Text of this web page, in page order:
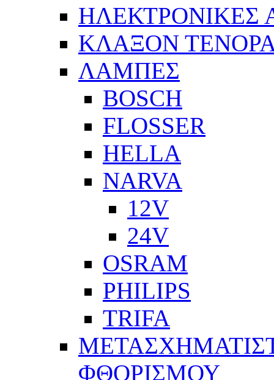
ΗΛΕΚΤΡΟΝΙΚΕΣ
ΚΛΑΞΟΝ
ΛΑΜΠΕΣ
BOSCH
FLOSSER
HELLA
NARVA
12V
24V
OSRAM
PHILIPS
TRIFA
ΦΘΟΡΙΣΜΟΥ